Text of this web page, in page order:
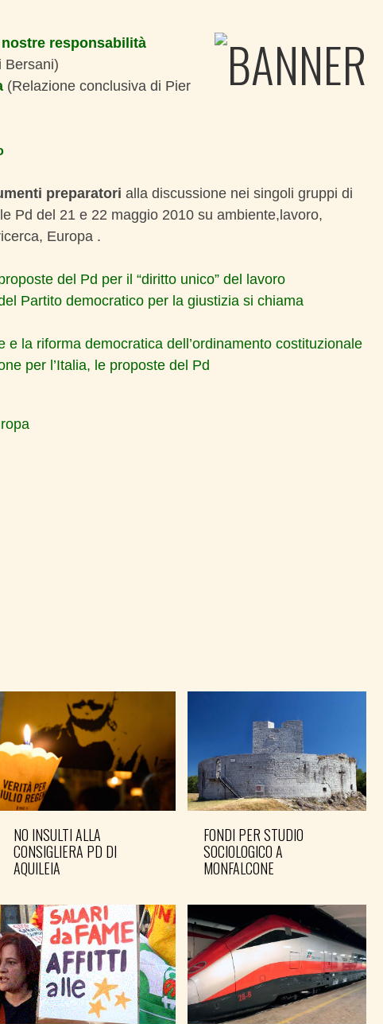
nostre responsabilità
Bersani)
(Relazione conclusiva di Pier
preparatori alla discussione nei singoli gruppi di
Pd del 21 e 22 maggio 2010 su ambiente,lavoro,
Europa .
del Pd per il “diritto unico” del lavoro
Partito democratico per la giustizia si chiama
e la riforma democratica dell’ordinamento costituzionale
per l’Italia, le proposte del Pd
NO INSULTI ALLA
CONSIGLIERA PD DI
AQUILEIA
FONDI PER STUDIO
SOCIOLOGICO A
MONFALCONE